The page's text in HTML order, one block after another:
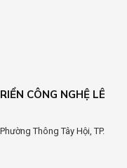
CÔNG NGHỆ LÊ
Thông Tây Hội, TP.